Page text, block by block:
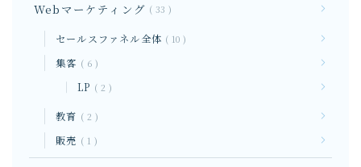
Webマーケティング 33
セールスファネル全体 10
集客 6
LP 2
教育 2
販売 1